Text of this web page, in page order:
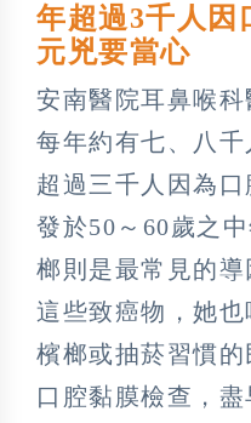
年超過3千人
元兇要當心
安南醫院耳鼻喉
每年約有七、八
超過三千人因為
發於50～60歲之
榔則是最常見的
這些致癌物，她
檳榔或抽菸習慣
口腔黏膜檢查，